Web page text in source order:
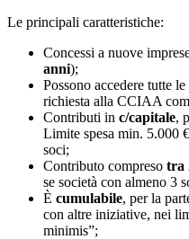
Le principali caratteristiche:
Concessi a nuove
anni);
Possono accedere tutte
richiesta alla CCIAA
Contributi in c/capitale,
Limite spesa min. 5.000
soci;
Contributo compreso tra
se società con almeno 3
È cumulabile, per la
con altre iniziative, nei
minimis”;